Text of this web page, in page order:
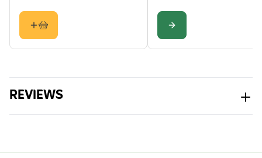
CONFIGURE
REVIEWS